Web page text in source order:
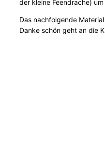
der kleine Feendrache)
Das nachfolgende
Danke schön geht an die